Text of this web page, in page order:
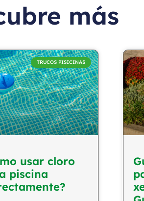
más
TRUCOS PISICINAS
usar cloro
piscina